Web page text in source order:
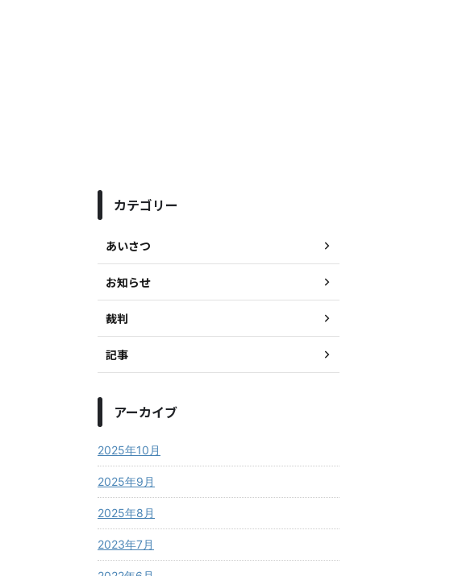
カテゴリー
あいさつ
お知らせ
裁判
記事
アーカイブ
2025年10月
2025年9月
2025年8月
2023年7月